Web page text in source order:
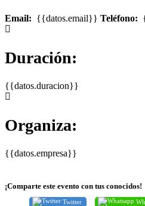
Email: {{datos.email}} Teléfono:
Duración:
{{datos.duracion}}
Organiza:
{{datos.empresa}}
¡Comparte este evento con tus conocidos!
Twitter